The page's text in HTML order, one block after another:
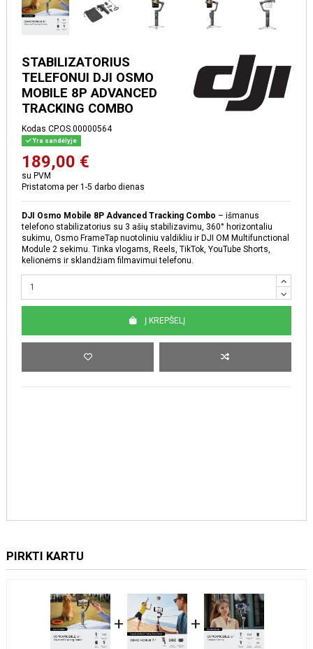
STABILIZATORIUS
TELEFONUI DJI OSMO
MOBILE 8P ADVANCED
TRACKING COMBO
Kodas CP.OS.00000564
Yra sandėlyje
189,00 €
su PVM
Pristatoma per 1-5 darbo dienas
DJI Osmo Mobile 8P Advanced Tracking Combo – išmanus
telefono stabilizatorius su 3 ašių stabilizavimu, 360° horizontaliu
sukimu, Osmo FrameTap nuotoliniu valdikliu ir DJI OM Multifunctional
Module 2 sekimu. Tinka vlogams, Reels, TikTok, YouTube Shorts,
kelionėms ir sklandžiam filmavimui telefonu.
Į KREPŠELĮ
PIRKTI KARTU
+ +